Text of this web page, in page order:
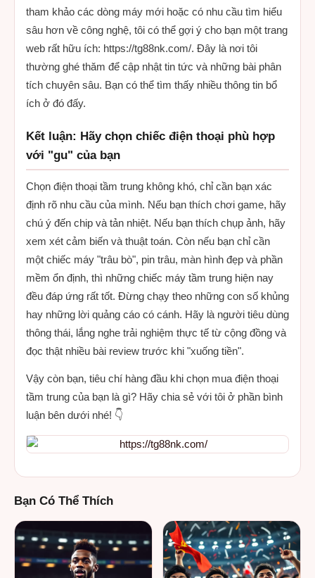
tham khảo các dòng máy mới hoặc có nhu cầu tìm hiểu
sâu hơn về công nghệ, tôi có thể gợi ý cho bạn một trang
web rất hữu ích: https://tg88nk.com/. Đây là nơi tôi
thường ghé thăm để cập nhật tin tức và những bài phân
tích chuyên sâu. Bạn có thể tìm thấy nhiều thông tin bổ
ích ở đó đấy.
Kết luận: Hãy chọn chiếc điện thoại phù hợp
với "gu" của bạn
Chọn điện thoại tầm trung không khó, chỉ cần bạn xác
định rõ nhu cầu của mình. Nếu bạn thích chơi game, hãy
chú ý đến chip và tản nhiệt. Nếu bạn thích chụp ảnh, hãy
xem xét cảm biến và thuật toán. Còn nếu bạn chỉ cần
một chiếc máy "trâu bò", pin trâu, màn hình đẹp và phần
mềm ổn định, thì những chiếc máy tầm trung hiện nay
đều đáp ứng rất tốt. Đừng chạy theo những con số khủng
hay những lời quảng cáo có cánh. Hãy là người tiêu dùng
thông thái, lắng nghe trải nghiệm thực tế từ cộng đồng và
đọc thật nhiều bài review trước khi "xuống tiền".
Vậy còn bạn, tiêu chí hàng đầu khi chọn mua điện thoại
tầm trung của bạn là gì? Hãy chia sẻ với tôi ở phần bình
luận bên dưới nhé! 👇
Bạn Có Thể Thích